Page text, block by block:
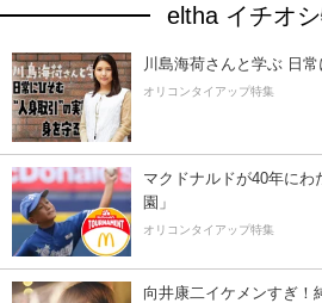
eltha イチオ
川島海荷さんと学ぶ 日
オリコンタイアップ特集
マクドナルドが40年に
園」
オリコンタイアップ特集
向井康二イケメンすぎ！